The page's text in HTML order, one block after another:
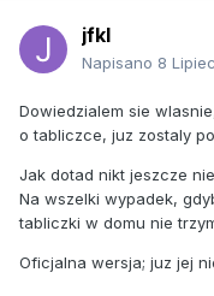
jfkl
Napisano 8
Dowiedzialem sie
o tabliczce, juz zostaly
Jak dotad nikt jeszcze
Na wszelki wypadek,
tabliczki w domu nie
Oficjalna wersja; juz jej